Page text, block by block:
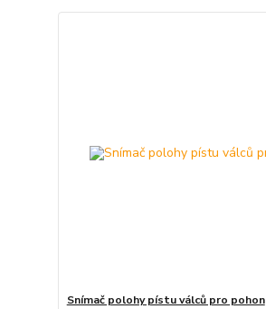
Snímač polohy pístu válců pro pohon